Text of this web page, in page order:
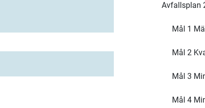
Avfallsplan
Mål 1
Mål 2
Mål 3
Mål 4